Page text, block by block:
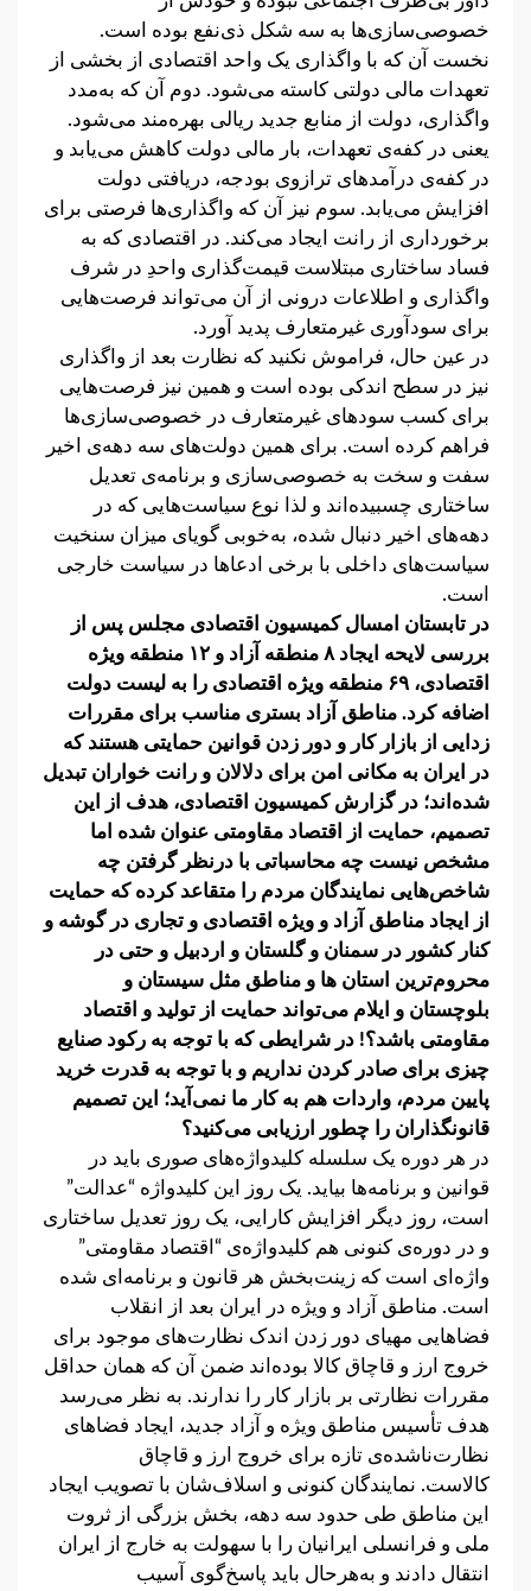
خصوصی‌سازی‌ها به سه شکل ذی‌نفع بوده است.
نخست آن که با واگذاری یک واحد اقتصادی از بخشی از
تعهدات مالی دولتی کاسته می‌شود. دوم آن که به‌مدد
واگذاری، دولت از منابع جدید ریالی بهره‌مند می‌شود.
یعنی در کفه‌ی تعهدات، بار مالی دولت کاهش می‌یابد و
در کفه‌ی درآمدهای ترازوی بودجه، دریافتی دولت
افزایش می‌یابد. سوم نیز آن که واگذاری‌ها فرصتی برای
برخورداری از رانت ایجاد می‌کند. در اقتصادی که به
فساد ساختاری مبتلاست قیمت‌گذاری واحدِ در شرف
واگذاری و اطلاعات درونی از آن می‌تواند فرصت‌هایی
برای سودآوری غیرمتعارف پدید آورد.
در عین حال، فراموش نکنید که نظارت بعد از واگذاری
نیز در سطح اندکی بوده است و همین نیز فرصت‌هایی
برای کسب سودهای غیرمتعارف در خصوصی‌سازی‌ها
فراهم کرده است. برای همین دولت‌های سه دهه‌ی اخیر
سفت و سخت به خصوصی‌سازی و برنامه‌ی تعدیل
ساختاری چسبیده‌اند و لذا نوع سیاست‌هایی که در
دهه‌های اخیر دنبال شده، به‌خوبی گویای میزان سنخیت
سیاست‌های داخلی با برخی ادعاها در سیاست خارجی
است.
در تابستان امسال کمیسیون اقتصادی مجلس پس از
بررسی لایحه ایجاد ۸ منطقه آزاد و ۱۲ منطقه ویژه
اقتصادی، ۶۹ منطقه ویژه اقتصادی را به لیست دولت
اضافه کرد. مناطق آزاد بستری مناسب برای مقررات
زدایی از بازار کار و دور زدن قوانین حمایتی هستند که
در ایران به مکانی امن برای دلالان و رانت خواران تبدیل
شده‌اند؛ در گزارش کمیسیون اقتصادی، هدف از این
تصمیم، حمایت از اقتصاد مقاومتی عنوان شده اما
مشخص نیست چه محاسباتی با درنظر گرفتن چه
شاخص‌هایی نمایندگان مردم را متقاعد کرده که حمایت
از ایجاد مناطق آزاد و ویژه اقتصادی و تجاری در گوشه و
کنار کشور در سمنان و گلستان و اردبیل و حتی در
محروم‌ترین استان ها و مناطق مثل سیستان و
بلوچستان و ایلام می‌تواند حمایت از تولید و اقتصاد
مقاومتی باشد؟! در شرایطی که با توجه به رکود صنایع
چیزی برای صادر کردن نداریم و با توجه به قدرت خرید
پایین مردم، واردات هم به کار ما نمی‌آید؛ این تصمیم
قانونگذاران را چطور ارزیابی می‌کنید؟
در هر دوره یک سلسله کلیدواژه‌های صوری باید در
قوانین و برنامه‌ها بیاید. یک روز این کلیدواژه “عدالت”
است، روز دیگر افزایش کارایی، یک روز تعدیل ساختاری
و در دوره‌ی کنونی هم کلیدواژه‌ی “اقتصاد مقاومتی”
واژه‌ای است که زینت‌بخش هر قانون و برنامه‌ای شده
است. مناطق آزاد و ویژه در ایران بعد از انقلاب
فضاهایی مهیای دور زدن اندک نظارت‌های موجود برای
خروج ارز و قاچاق کالا بوده‌اند ضمن آن که همان حداقل
مقررات نظارتی بر بازار کار را ندارند. به نظر می‌رسد
هدف تأسیس مناطق ویژه‌ و آزاد جدید، ایجاد فضاهای
نظارت‌ناشده‌ی تازه برای خروج ارز و قاچاق
کالاست. نمایندگان کنونی و اسلاف‌شان با تصویب ایجاد
این مناطق طی حدود سه دهه، بخش بزرگی از ثروت
ملی و فرانسلی ایرانیان را با سهولت به خارج از ایران
انتقال دادند و به‌هرحال باید پاسخ‌گوی آسیب